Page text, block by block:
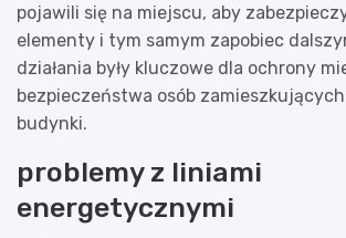
pojawili się na miejscu, aby
elementy i tym samym zapobiec
działania były kluczowe dla ochrony
bezpieczeństwa osób
budynki.
problemy z liniami
energetycznymi